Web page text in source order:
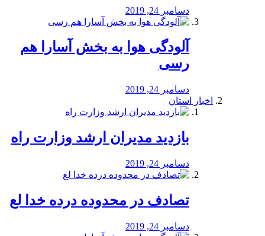
دسامبر 24, 2019
آلودگی هوا به بخش آسارا هم
رسی
دسامبر 24, 2019
اخبار استان
بازدید مدیران ارشد وزارت راه
دسامبر 24, 2019
تصادف در محدوده درده خدا لع
دسامبر 24, 2019